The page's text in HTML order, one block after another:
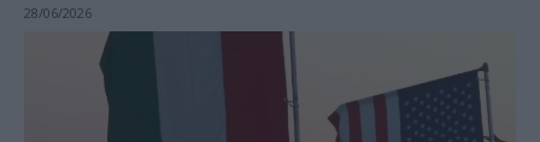
28/06/2026